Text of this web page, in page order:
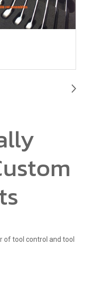
of tool control and tool